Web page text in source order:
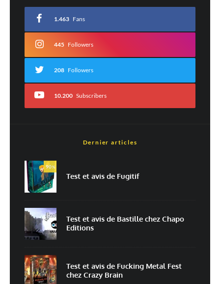
*
Commentaire*
Non Oui
E-mail*
Enregistrer mon nom, mon e-mail et mon site dans le navigateur pour
1.463 Fans
445 Followers
208 Followers
10.200 Subscribers
Dernier articles
90%
Test et avis de Fugitif
Test et avis de Bastille chez Chapo
Editions
Test et avis de Fucking Metal Fest
chez Crazy Brain